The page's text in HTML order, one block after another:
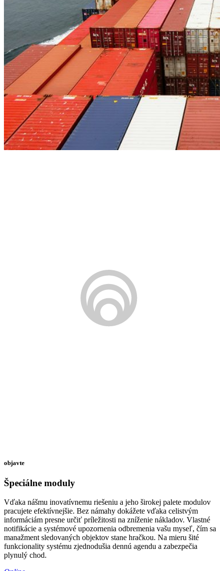
objavte
Špeciálne moduly
Vďaka nášmu inovatívnemu riešeniu a jeho širokej palete modulov
pracujete efektívnejšie. Bez námahy dokážete vďaka celistvým
informáciám presne určiť príležitosti na zníženie nákladov. Vlastné
notifikácie a systémové upozornenia odbremenia vašu myseľ, čím sa
manažment sledovaných objektov stane hračkou. Na mieru šité
funkcionality systému zjednodušia dennú agendu a zabezpečia
plynulý chod.